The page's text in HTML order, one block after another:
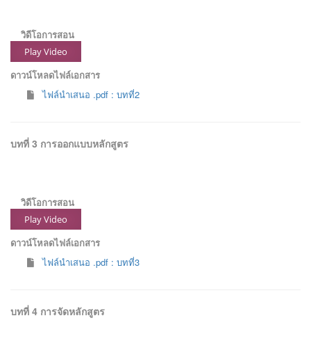
วิดีโอการสอน
Play Video
ดาวน์โหลดไฟล์เอกสาร
ไฟล์นำเสนอ .pdf : บทที่2
บทที่ 3 การออกแบบหลักสูตร
วิดีโอการสอน
Play Video
ดาวน์โหลดไฟล์เอกสาร
ไฟล์นำเสนอ .pdf : บทที่3
บทที่ 4 การจัดหลักสูตร